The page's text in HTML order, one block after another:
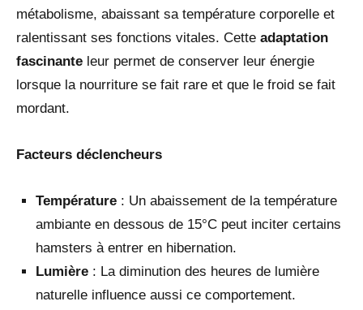
métabolisme, abaissant sa température corporelle et
ralentissant ses fonctions vitales. Cette adaptation
fascinante leur permet de conserver leur énergie
lorsque la nourriture se fait rare et que le froid se fait
mordant.
Facteurs déclencheurs
Température : Un abaissement de la température
ambiante en dessous de 15°C peut inciter certains
hamsters à entrer en hibernation.
Lumière : La diminution des heures de lumière
naturelle influence aussi ce comportement.